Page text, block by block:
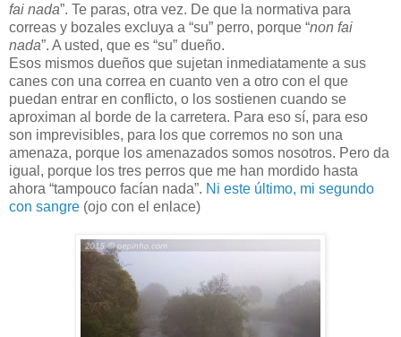
fai nada”. Te paras, otra vez. De que la normativa para
correas y bozales excluya a “su” perro, porque “non fai
nada”. A usted, que es “su” dueño.
Esos mismos dueños que sujetan inmediatamente a sus
canes con una correa en cuanto ven a otro con el que
puedan entrar en conflicto, o los sostienen cuando se
aproximan al borde de la carretera. Para eso sí, para eso
son imprevisibles, para los que corremos no son una
amenaza, porque los amenazados somos nosotros. Pero da
igual, porque los tres perros que me han mordido hasta
ahora “tampouco facían nada”. Ni este último, mi segundo
con sangre (ojo con el enlace)